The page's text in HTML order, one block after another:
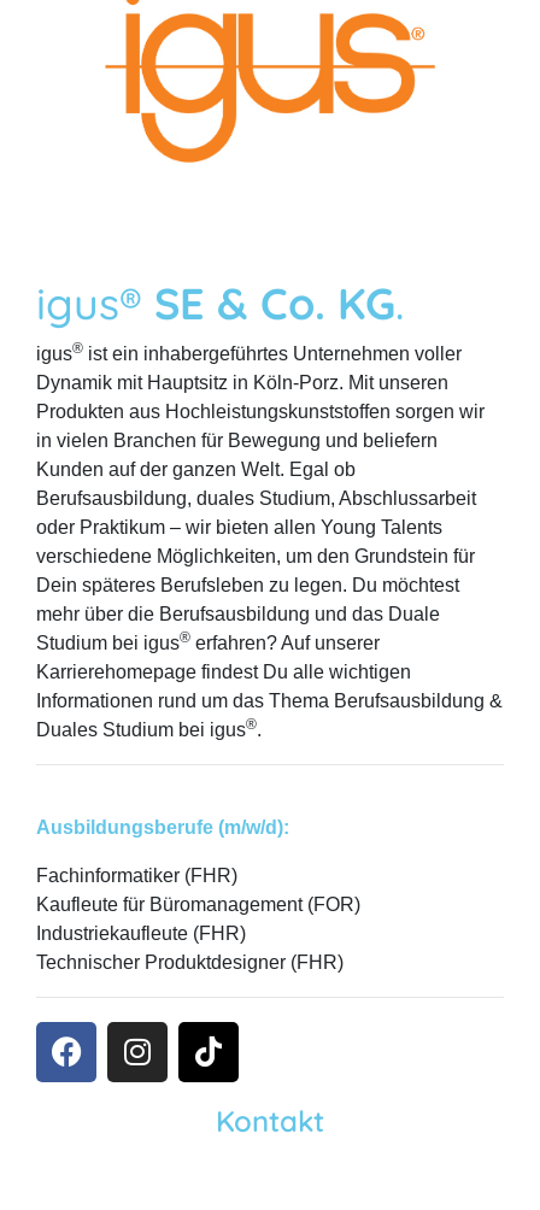
igus® SE & Co. KG.
igus® ist ein inhabergeführtes Unternehmen voller
Dynamik mit Hauptsitz in Köln-Porz. Mit unseren
Produkten aus Hochleistungskunststoffen sorgen wir
in vielen Branchen für Bewegung und beliefern
Kunden auf der ganzen Welt. Egal ob
Berufsausbildung, duales Studium, Abschlussarbeit
oder Praktikum – wir bieten allen Young Talents
verschiedene Möglichkeiten, um den Grundstein für
Dein späteres Berufsleben zu legen. Du möchtest
mehr über die Berufsausbildung und das Duale
Studium bei igus® erfahren? Auf unserer
Karrierehomepage findest Du alle wichtigen
Informationen rund um das Thema Berufsausbildung &
Duales Studium bei igus®.
Ausbildungsberufe (m/w/d):
Fachinformatiker (FHR)
Kaufleute für Büromanagement (FOR)
Industriekaufleute (FHR)
Technischer Produktdesigner (FHR)
Kontakt